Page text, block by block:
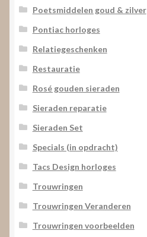
Poetsmiddelen goud & zilver
Pontiac horloges
Relatiegeschenken
Restauratie
Rosé gouden sieraden
Sieraden reparatie
Sieraden Set
Specials (in opdracht)
Tacs Design horloges
Trouwringen
Trouwringen Veranderen
Trouwringen voorbeelden